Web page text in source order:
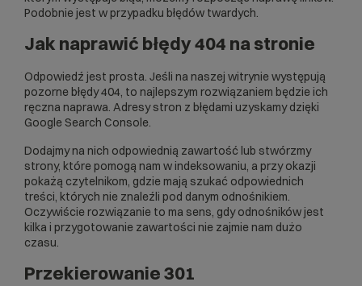
Podobnie jest w przypadku błędów twardych.
Jak naprawić błędy 404 na stronie
Odpowiedź jest prosta. Jeśli na naszej witrynie występują
pozorne błędy 404, to najlepszym rozwiązaniem będzie ich
ręczna naprawa. Adresy stron z błędami uzyskamy dzięki
Google Search Console.
Dodajmy na nich odpowiednią zawartość lub stwórzmy
strony, które pomogą nam w indeksowaniu, a przy okazji
pokażą czytelnikom, gdzie mają szukać odpowiednich
treści, których nie znaleźli pod danym odnośnikiem.
Oczywiście rozwiązanie to ma sens, gdy odnośników jest
kilka i przygotowanie zawartości nie zajmie nam dużo
czasu.
Przekierowanie 301